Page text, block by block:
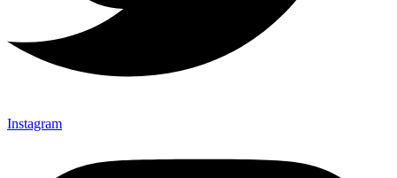
Instagram